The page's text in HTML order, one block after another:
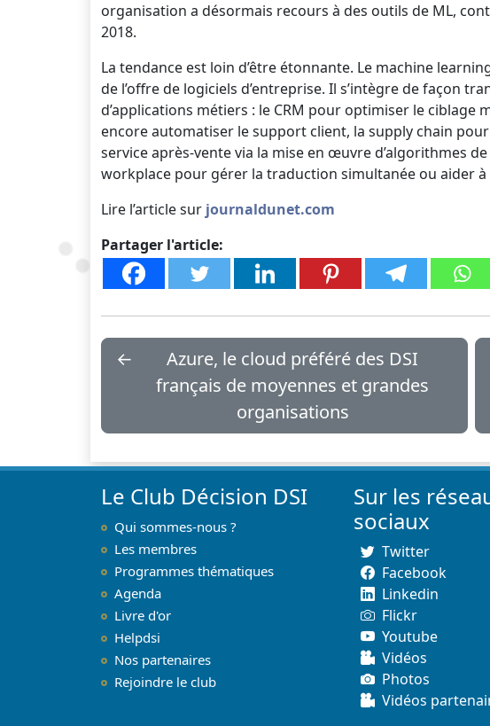
organisation a désormais recours à des outils de ML,
2018.
La tendance est loin d’être étonnante. Le machine
de l’offre de logiciels d’entreprise. Il s’intègre de façon
d’applications métiers : le CRM pour optimiser le ciblage
encore automatiser le support client, la supply chain
service après-vente via la mise en œuvre d’algorithmes
workplace pour gérer la traduction simultanée ou aider
Lire l’article sur journaldunet.com
Partager l'article:
←
Azure, le cloud préféré des DSI
français de moyennes et grandes
organisations
Le Club Décision DSI
Qui sommes-nous ?
Les membres
Programmes thématiques
Agenda
Livre d'or
Helpdsi
Nos partenaires
Rejoindre le club
Sur les
sociaux
Twitter
Facebook
Linkedin
Flickr
Youtube
Vidéos
Photos
Vidéos